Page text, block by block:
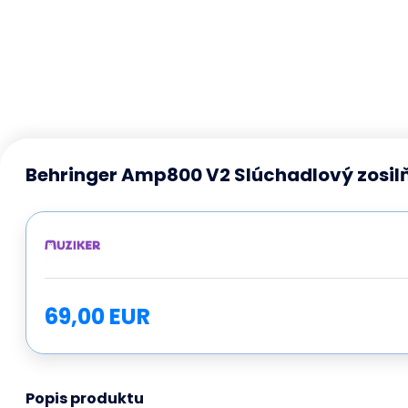
Behringer Amp800 V2 Slúchadlový
69,00 EUR
Popis produktu